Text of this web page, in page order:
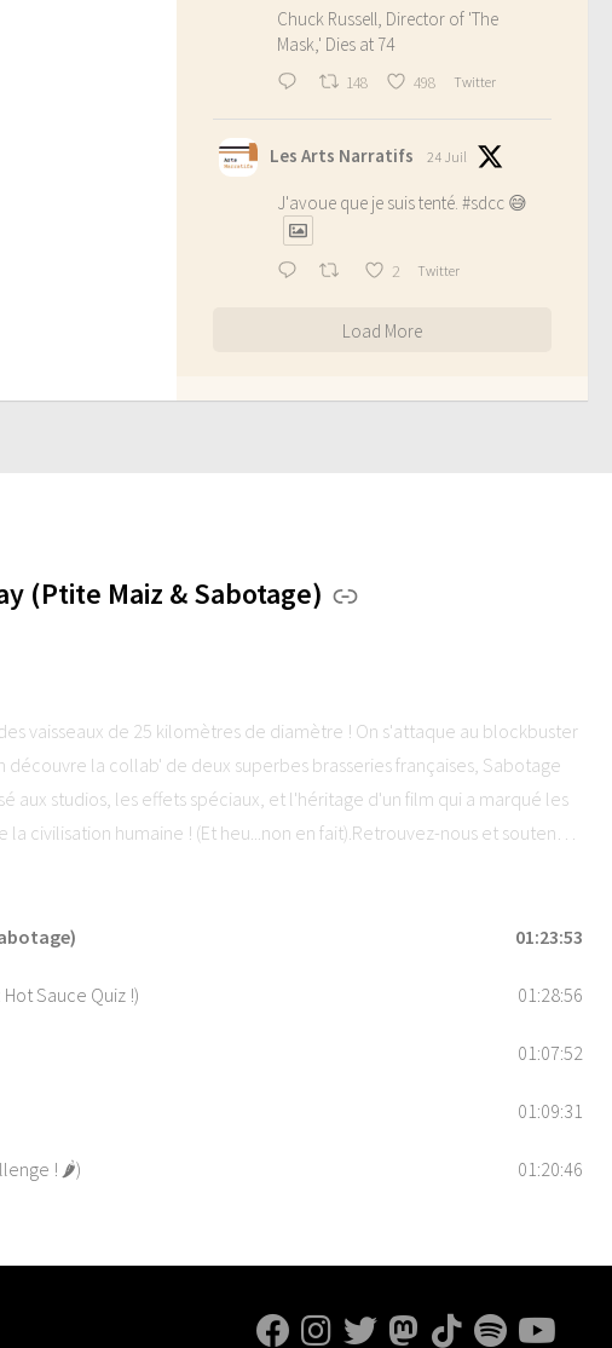
Chuck Russell, Director of 'The
Mask,' Dies at 74
148 498 Twitter
Les Arts Narratifs 24 Juil
J'avoue que je suis tenté. #sdcc 😅
2 Twitter
Load More
(Ptite Maiz & Sabotage)
vaisseaux de 25 kilomètres de diamètre ! On s'attaque au blockbuster
la collab' de deux superbes brasseries françaises, Sabotage
aux studios, les effets spéciaux, et l'héritage d'un film qui a marqué les
civilisation humaine ! (Et heu...non en fait).Retrouvez-nous et soutenez
01:23:53
Sauce Quiz !) 01:28:56
01:07:52
01:09:31
! 🌶️) 01:20:46